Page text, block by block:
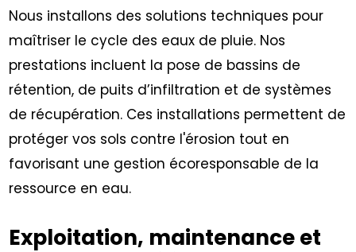
Nous installons des solutions techniques pour
maîtriser le cycle des eaux de pluie. Nos
prestations incluent la pose de bassins de
rétention, de puits d’infiltration et de systèmes
de récupération. Ces installations permettent de
protéger vos sols contre l'érosion tout en
favorisant une gestion écoresponsable de la
ressource en eau.
Exploitation, maintenance et